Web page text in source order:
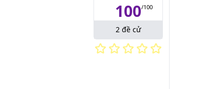
100/100
2 đề cử